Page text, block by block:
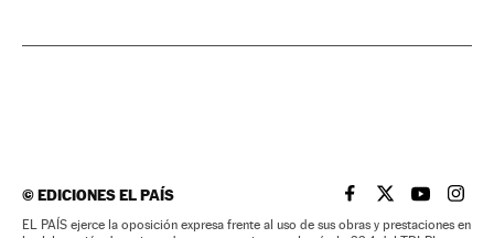
©EDICIONES EL PAÍS EL PAÍS BRASIL EN
EL PAÍSEL PAÍS
EL
EL PAÍS ejerce la oposición expresa frente al uso de sus obras y prestaciones en